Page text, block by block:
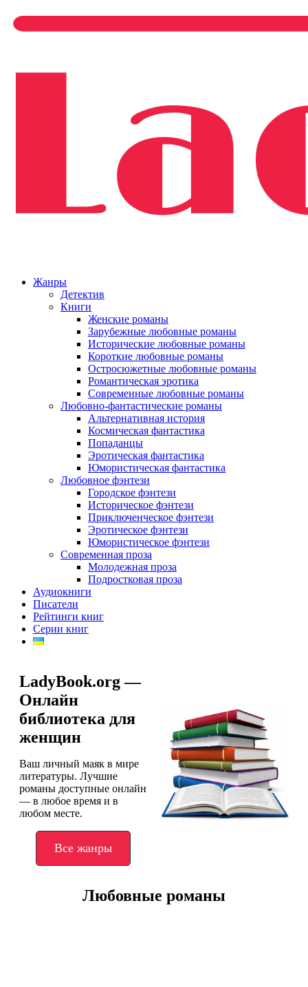
Жанры
Детектив
Книги
Женские романы
Зарубежные любовные романы
Исторические любовные романы
Короткие любовные романы
Остросюжетные любовные романы
Романтическая эротика
Современные любовные романы
Любовно-фантастические романы
Альтернативная история
Космическая фантастика
Попаданцы
Эротическая фантастика
Юмористическая фантастика
Любовное фэнтези
Городское фэнтези
Историческое фэнтези
Приключенческое фэнтези
Эротическое фэнтези
Юмористическое фэнтези
Современная проза
Молодежная проза
Подростковая проза
Аудиокниги
Писатели
Рейтинги книг
Серии книг
LadyBook.org —
Онлайн
библиотека для
женщин
Ваш личный маяк в мире
литературы. Лучшие
романы доступные онлайн
— в любое время и в
любом месте.
Все жанры
Любовные романы